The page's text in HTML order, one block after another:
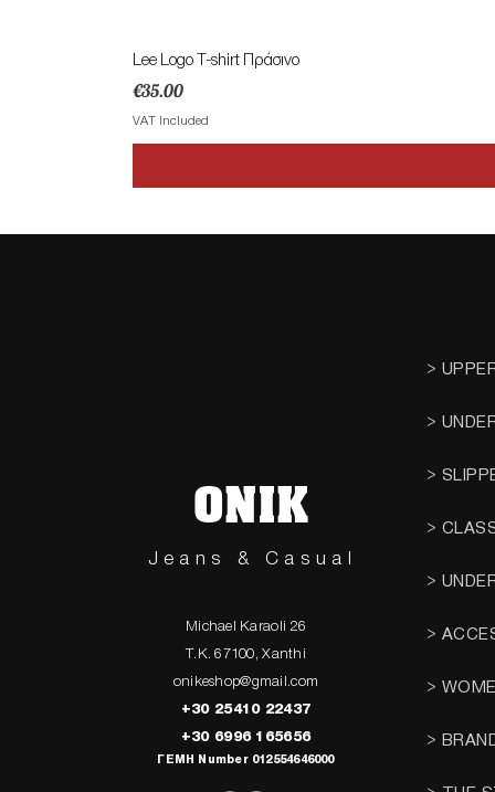
Lee Logo T-shirt Πράσινο
Price
€35.00
VAT Included
ONIK
Jeans & Casual
Michael Karaoli 26
T.K. 67100, Xanthi
onikeshop@gmail.com
+30 25410 22437
+30 6996 165656
ΓΕΜΗ Number 012554646000
>
>
>
>
>
>
>
>